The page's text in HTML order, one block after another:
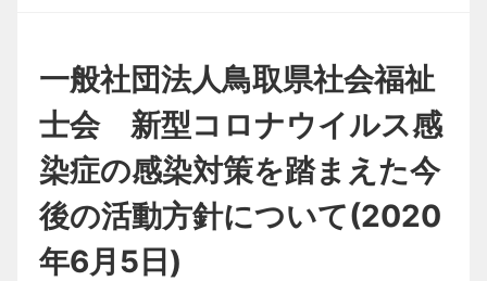
一般社団法人鳥取県社会福祉
士会 新型コロナウイルス感
染症の感染対策を踏まえた今
後の活動方針について(2020
年6月5日)